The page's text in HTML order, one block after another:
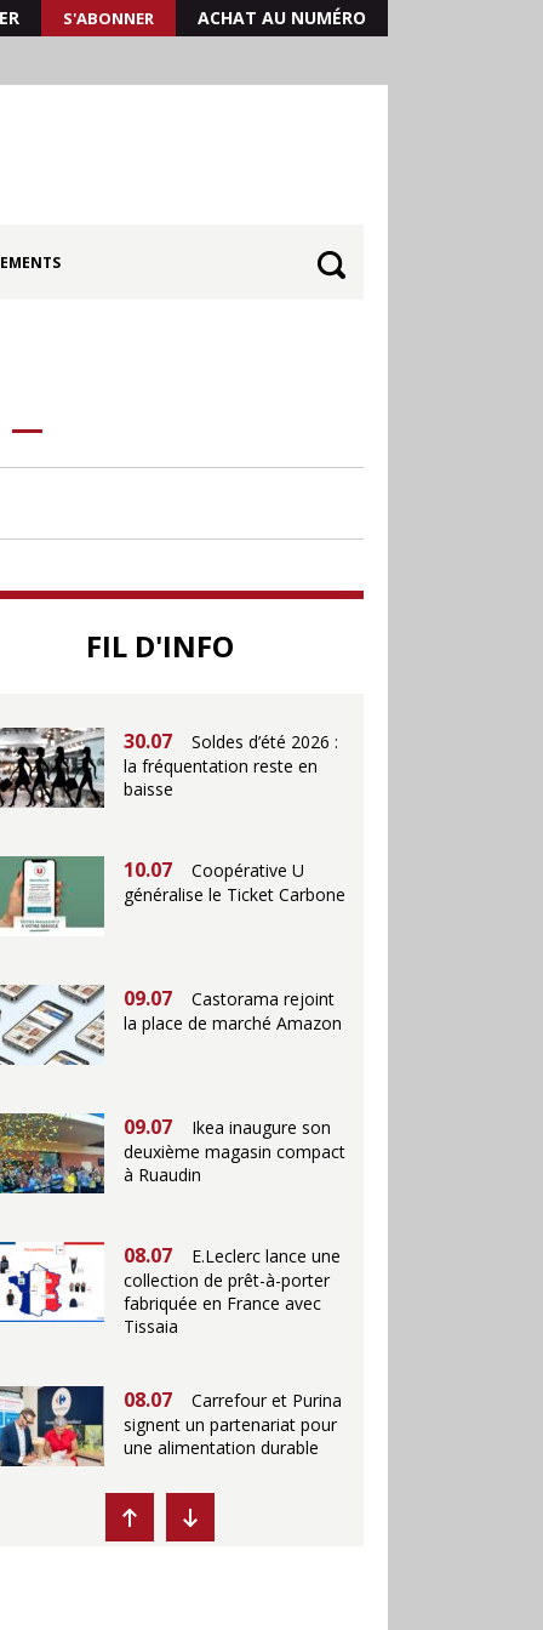
S'ABONNER ACHAT AU NUMÉRO
FIL D'INFO
30.06
Canicule : les
soutenir le commerce
magasin à La Défense
30.07
Soldes d’été 2026 :
la fréquentation reste en
baisse
10.07
Coopérative U
généralise le Ticket Carbone
09.07
Castorama rejoint
la place de marché Amazon
09.07
Ikea inaugure son
deuxième magasin compact
à Ruaudin
08.07
E.Leclerc lance une
collection de prêt-à-porter
fabriquée en France avec
Tissaia
08.07
Carrefour et Purina
signent un partenariat pour
une alimentation durable
07.07
Ikea propose des